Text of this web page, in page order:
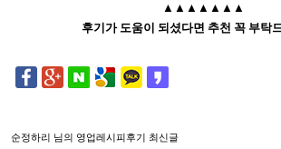
▲▲▲▲▲▲▲
후기가 도움이 되셨다면 추천 꼭 부탁
순정하리 님의 영업레시피후기 최신글